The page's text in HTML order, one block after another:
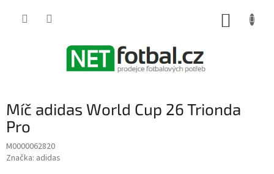
Míč adidas World Cup 26 Trionda
Pro
M0000062820
Značka: adidas